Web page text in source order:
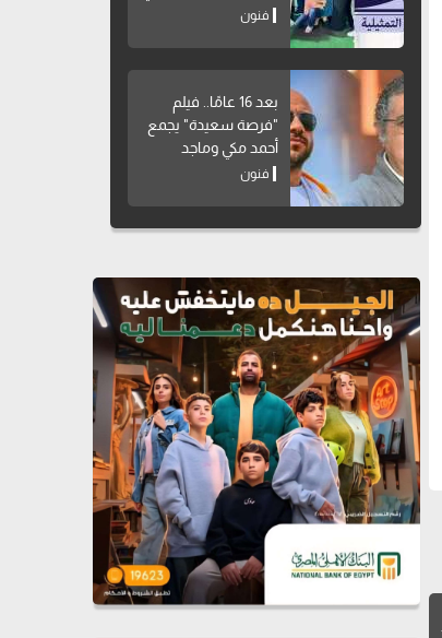
فنون
بعد 16 عامًا.. فيلم
"فرصة سعيدة" يجمع
أحمد مكي وماجد
الكدواني مجددًا
فنون